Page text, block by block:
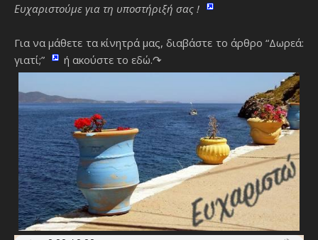
Ευχαριστούμε για τη υποστήριξή σας !
Για να μάθετε τα κίνητρά μας, διαβάστε το άρθρο “Δωρεά:
γιατί;”
ή ακούστε το εδώ.↷